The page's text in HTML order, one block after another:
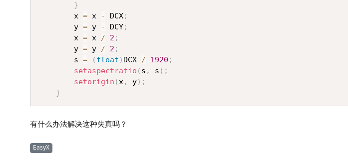
}
		x
= x - DCX;
		y
= y - DCY;
		x
= x / 2 ;
		y
= y / 2 ;
		s
= ( float ) DCX / 1920 ;
setaspectratio ( s , s ) ;
setorigin (x, y) ;
}
有什么办法解决这种失真吗？
EasyX